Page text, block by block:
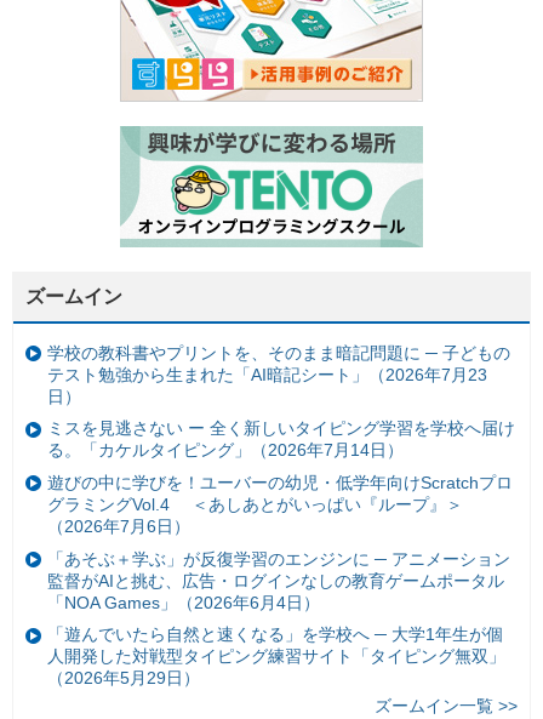
ズームイン
学校の教科書やプリントを、そのまま暗記問題に ─ 子どもの
テスト勉強から生まれた「AI暗記シート」（2026年7月23
日）
ミスを見逃さない ー 全く新しいタイピング学習を学校へ届け
る。「カケルタイピング」（2026年7月14日）
遊びの中に学びを！ユーバーの幼児・低学年向けScratchプロ
グラミングVol.4 ＜あしあとがいっぱい『ループ』＞
（2026年7月6日）
「あそぶ＋学ぶ」が反復学習のエンジンに ─ アニメーション
監督がAIと挑む、広告・ログインなしの教育ゲームポータル
「NOA Games」（2026年6月4日）
「遊んでいたら自然と速くなる」を学校へ ─ 大学1年生が個
人開発した対戦型タイピング練習サイト「タイピング無双」
（2026年5月29日）
ズームイン一覧 >>